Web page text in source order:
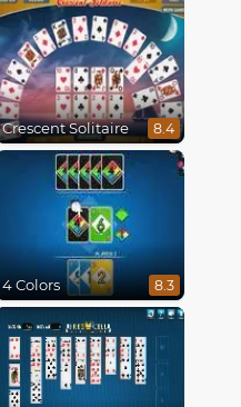
Crescent Solitaire 8.4
4 Colors 8.3